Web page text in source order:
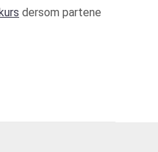
dersom partene